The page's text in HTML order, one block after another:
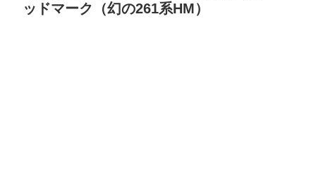
ッドマーク（幻の261系HM）